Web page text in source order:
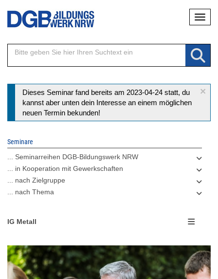
Direkt
Inhalt
×
Statusmeldung
Dieses Seminar fand bereits am 2023-04-24 statt, du
kannst aber unten dein Interesse an einem möglichen
neuen Termin bekunden!
Seminare
... Seminarreihen DGB-Bildungswerk NRW
... in Kooperation mit Gewerkschaften
... nach Zielgruppe
... nach Thema
IG Metall